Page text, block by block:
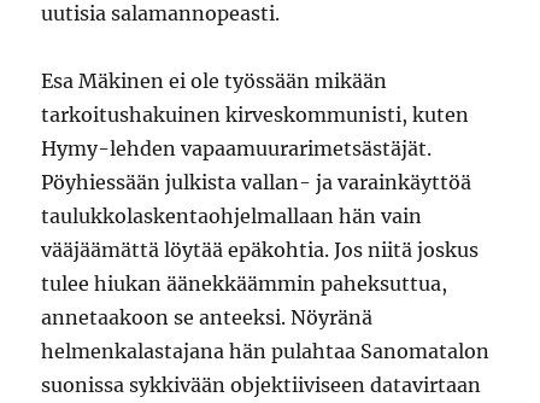
uutisia salamannopeasti.
Esa Mäkinen ei ole työssään mikään
tarkoitushakuinen kirveskommunisti, kuten
Hymy-lehden vapaamuurarimetsästäjät.
Pöyhiessään julkista vallan- ja varainkäyttöä
taulukkolaskentaohjelmallaan hän vain
vääjäämättä löytää epäkohtia. Jos niitä joskus
tulee hiukan äänekkäämmin paheksuttua,
annetaakoon se anteeksi. Nöyränä
helmenkalastajana hän pulahtaa Sanomatalon
suonissa sykkivään objektiiviseen datavirtaan